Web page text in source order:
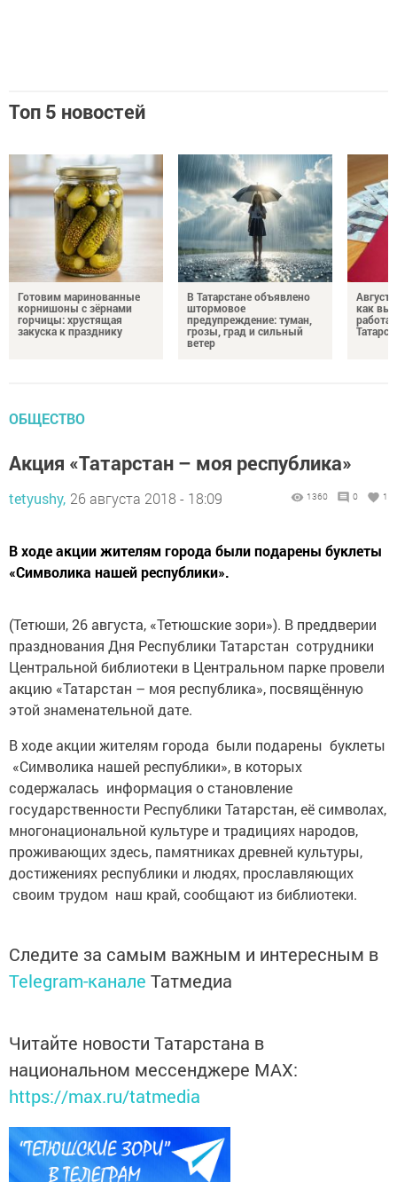
Топ 5 новостей
Готовим маринованные
корнишоны с зёрнами
горчицы: хрустящая
закуска к празднику
В Татарстане объявлено
штормовое
предупреждение: туман,
грозы, град и сильный
ветер
как
ОБЩЕСТВО
Акция «Татарстан – моя республика»
tetyushy, 26 августа 2018 - 18:09 1360 0 1
В ходе акции жителям города были подарены буклеты
«Символика нашей республики».
(Тетюши, 26 августа, «Тетюшские зори»). В преддверии
празднования Дня Республики Татарстан сотрудники
Центральной библиотеки в Центральном парке провели
акцию «Татарстан – моя республика», посвящённую
этой знаменательной дате.
В ходе акции жителям города были подарены буклеты
«Символика нашей республики», в которых
содержалась информация о становление
государственности Республики Татарстан, её символах,
многонациональной культуре и традициях народов,
проживающих здесь, памятниках древней культуры,
достижениях республики и людях, прославляющих
своим трудом наш край, сообщают из библиотеки.
Следите за самым важным и интересным в
Telegram-канале Татмедиа
Читайте новости Татарстана в
национальном мессенджере MАХ:
https://max.ru/tatmedia